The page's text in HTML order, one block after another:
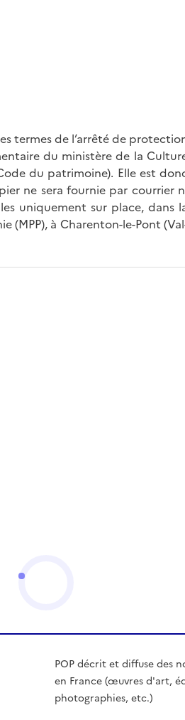
termes de l’arrêté de
du ministère de la
du patrimoine). Elle est
ne sera fournie par courrier
uniquement sur place, dans
à Charenton-le-Pont
POP décrit et diffuse des
en France (œuvres d'art,
photographies, etc.)